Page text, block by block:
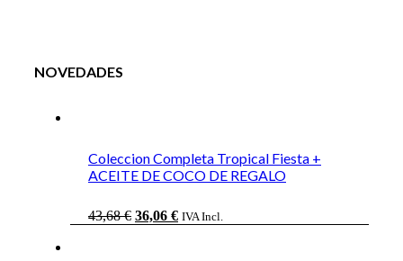
NOVEDADES
Coleccion Completa Tropical Fiesta +
ACEITE DE COCO DE REGALO
43,68€ El
36,06 €ElIVA Incl.